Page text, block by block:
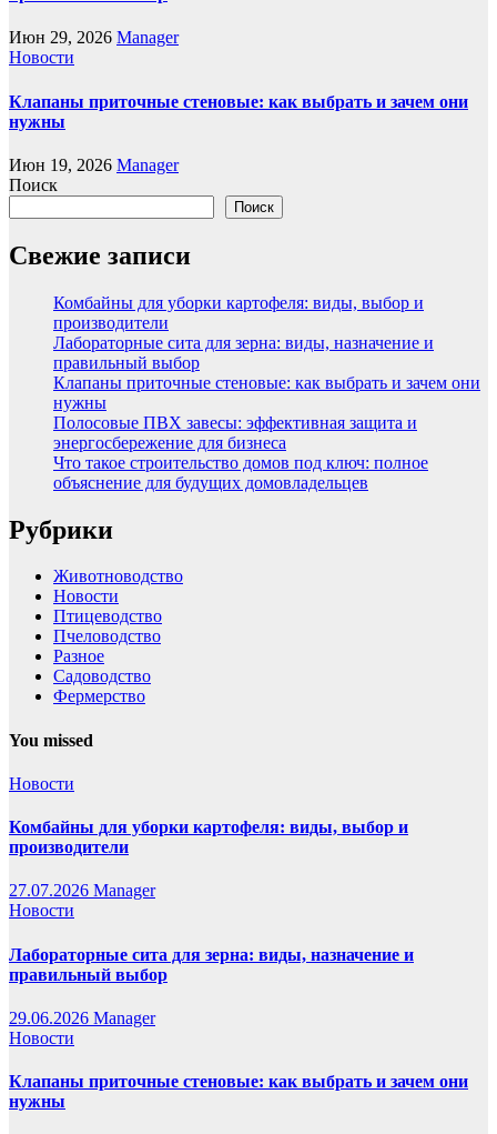
Июн 29, 2026 Manager
Новости
Клапаны приточные стеновые: как выбрать и зачем они
нужны
Июн 19, 2026 Manager
Поиск
Поиск
Свежие записи
Комбайны для уборки картофеля: виды, выбор и
производители
Лабораторные сита для зерна: виды, назначение и
правильный выбор
Клапаны приточные стеновые: как выбрать и зачем они
нужны
Полосовые ПВХ завесы: эффективная защита и
энергосбережение для бизнеса
Что такое строительство домов под ключ: полное
объяснение для будущих домовладельцев
Рубрики
Животноводство
Новости
Птицеводство
Пчеловодство
Разное
Садоводство
Фермерство
You missed
Новости
Комбайны для уборки картофеля: виды, выбор и
производители
27.07.2026 Manager
Новости
Лабораторные сита для зерна: виды, назначение и
правильный выбор
29.06.2026 Manager
Новости
Клапаны приточные стеновые: как выбрать и зачем они
нужны